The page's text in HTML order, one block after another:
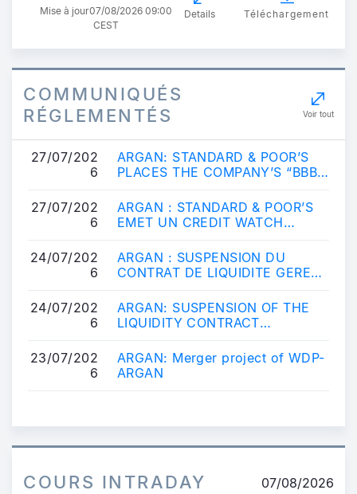
Mise à jour07/08/2026 09:00
CEST
Details Téléchargement
COMMUNIQUÉS
RÉGLEMENTÉS
Voir tout
27/07/202
6
ARGAN: STANDARD & POOR’S
PLACES THE COMPANY’S “BBB-”
POSITIVE CREDIT WATC...
27/07/202
6
ARGAN : STANDARD & POOR’S
EMET UN CREDIT WATCH
BBB- »
24/07/202
6
ARGAN : SUSPENSION DU
CONTRAT DE LIQUIDITE GERE
24/07/202
6
ARGAN: SUSPENSION OF THE
LIQUIDITY CONTRACT
23/07/202
6
ARGAN: Merger project of WDP-
ARGAN
COURS INTRADAY 07/08/2026